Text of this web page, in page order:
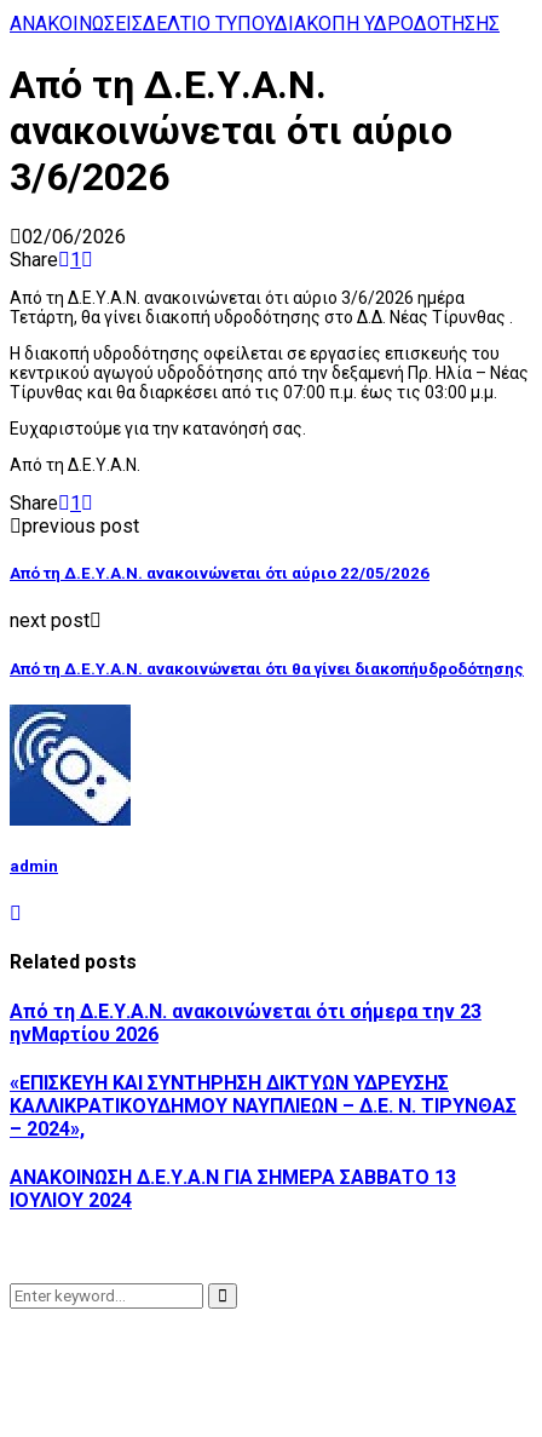
ΑΝΑΚΟΙΝΩΣΕΙΣΔΕΛΤΙΟ ΤΥΠΟΥΔΙΑΚΟΠΗ ΥΔΡΟΔΟΤΗΣΗΣ
Από τη Δ.Ε.Υ.Α.Ν.
ανακοινώνεται ότι αύριο
3/6/2026
02/06/2026
Share 1
Από τη Δ.Ε.Υ.Α.Ν. ανακοινώνεται ότι αύριο 3/6/2026 ημέρα
Τετάρτη, θα γίνει διακοπή υδροδότησης στο Δ.Δ. Νέας Τίρυνθας .
Η διακοπή υδροδότησης οφείλεται σε εργασίες επισκευής του
κεντρικού αγωγού υδροδότησης από την δεξαμενή Πρ. Ηλία – Νέας
Τίρυνθας και θα διαρκέσει από τις 07:00 π.μ. έως τις 03:00 μ.μ.
Ευχαριστούμε για την κατανόησή σας.
Από τη Δ.Ε.Υ.Α.Ν.
Share 1
previous post
Από τη Δ.Ε.Υ.Α.Ν. ανακοινώνεται ότι αύριο 22/05/2026
next post
Από τη Δ.Ε.Υ.Α.Ν. ανακοινώνεται ότι θα γίνει διακοπήυδροδότησης
admin
Related posts
Από τη Δ.Ε.Υ.Α.Ν. ανακοινώνεται ότι σήμερα την 23
ηνΜαρτίου 2026
«ΕΠΙΣΚΕΥΗ ΚΑΙ ΣΥΝΤΗΡΗΣΗ ΔΙΚΤΥΩΝ ΥΔΡΕΥΣΗΣ
ΚΑΛΛΙΚΡΑΤΙΚΟΥΔΗΜΟΥ ΝΑΥΠΛΙΕΩΝ – Δ.Ε. Ν. ΤΙΡΥΝΘΑΣ
– 2024»,
ΑΝΑΚΟΙΝΩΣΗ Δ.Ε.Υ.Α.Ν ΓΙΑ ΣΗΜΕΡΑ ΣΑΒΒΑΤΟ 13
ΙΟΥΛΙΟΥ 2024
Search
Search